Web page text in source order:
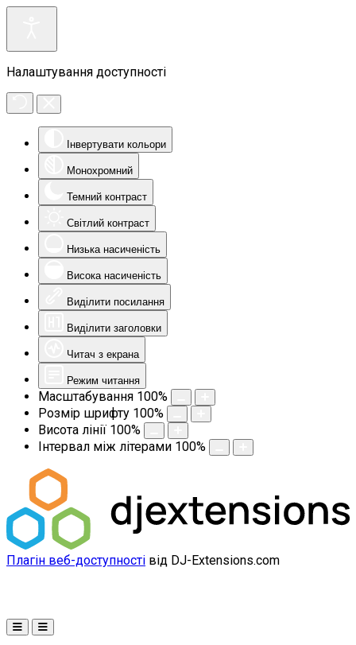
Налаштування доступності
Інвертувати кольори
Монохромний
Темний контраст
Світлий контраст
Низька насиченість
Висока насиченість
Виділити посилання
Виділити заголовки
Читач з екрана
Режим читання
Масштабування 100%
Розмір шрифту 100%
Висота лінії 100%
Інтервал між літерами 100%
Плагін веб-доступності від DJ-Extensions.com